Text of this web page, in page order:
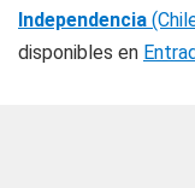
Independencia
disponibles en